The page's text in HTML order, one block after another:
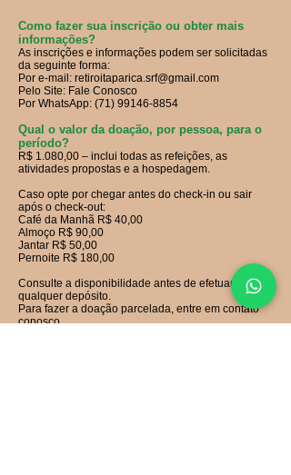
Como fazer sua inscrição ou obter mais
informações?
As inscrições e informações podem ser solicitadas
da seguinte forma:
Por e-mail: retiroitaparica.srf@gmail.com
Pelo Site: Fale Conosco
Por WhatsApp: (71) 99146-8854
Qual o valor da doação, por pessoa, para o
período?
R$ 1.080,00 – inclui todas as refeições, as
atividades propostas e a hospedagem.
Caso opte por chegar antes do check-in ou sair
após o check-out:
Café da Manhã R$ 40,00
Almoço R$ 90,00
Jantar R$ 50,00
Pernoite R$ 180,00
Consulte a disponibilidade antes de efetuar
qualquer depósito.
Para fazer a doação parcelada, entre em contato
conosco.